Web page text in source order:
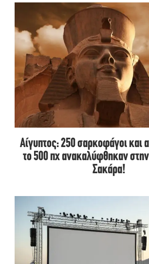
Αίγυπτος: 250 σαρκοφάγοι και
το 500 πχ ανακαλύφθηκαν
Σακάρα!